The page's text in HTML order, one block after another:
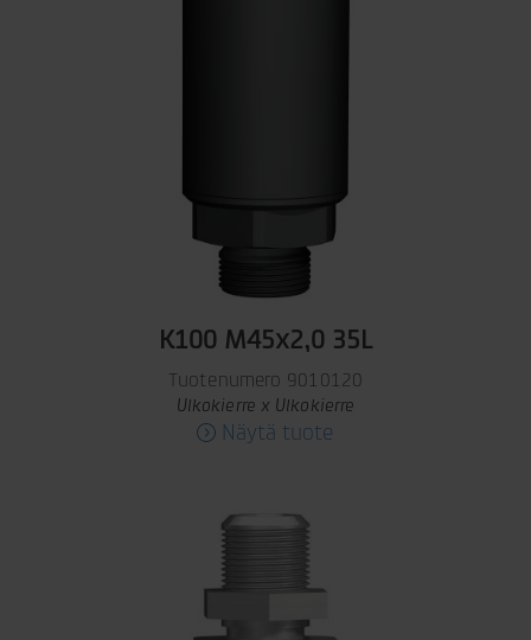
K100 M45x2,0 35L
Tuotenumero 9010120
Ulkokierre x Ulkokierre
Näytä tuote